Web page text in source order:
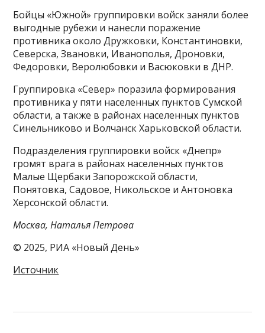
Бойцы «Южной» группировки войск заняли более
выгодные рубежи и нанесли поражение
противника около Дружковки, Константиновки,
Северска, Звановки, Иванополья, Дроновки,
Федоровки, Веролюбовки и Васюковки в ДНР.
Группировка «Север» поразила формирования
противника у пяти населенных пунктов Сумской
области, а также в районах населенных пунктов
Синельниково и Волчанск Харьковской области.
Подразделения группировки войск «Днепр»
громят врага в районах населенных пунктов
Малые Щербаки Запорожской области,
Понятовка, Садовое, Никольское и Антоновка
Херсонской области.
Москва, Наталья Петрова
© 2025, РИА «Новый День»
Источник